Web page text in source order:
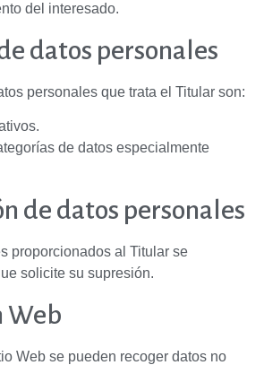
del interesado.
datos personales
personales que trata el Titular son:
de datos especialmente
de datos personales
proporcionados al Titular se
solicite su supresión.
Web
Web se pueden recoger datos no